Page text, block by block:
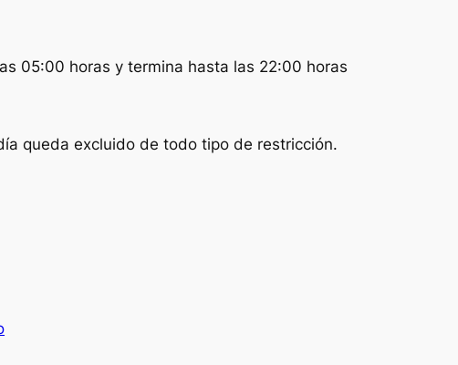
05:00 horas y termina hasta las 22:00 horas
queda excluido de todo tipo de restricción.